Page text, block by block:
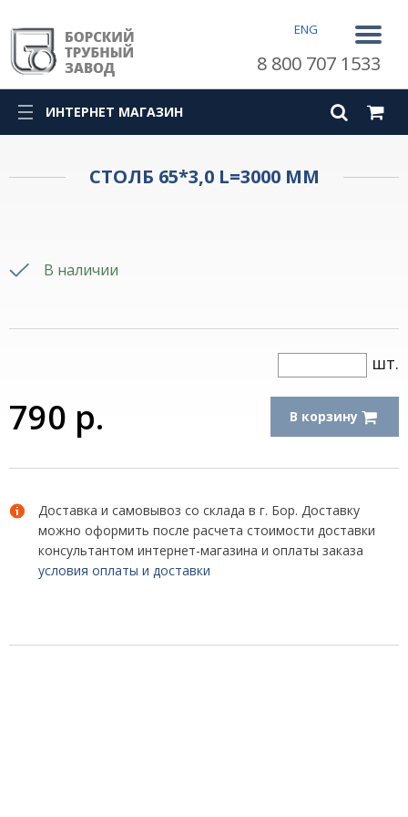
ENG
8 800 707 1533
ИНТЕРНЕТ МАГАЗИН
СТОЛБ 65*3,0 L=3000 ММ
В наличии
шт.
790 р. В корзину
Доставка и самовывоз со склада в г. Бор. Доставку
можно оформить после расчета стоимости доставки
консультантом интернет-магазина и оплаты заказа
условия оплаты и доставки